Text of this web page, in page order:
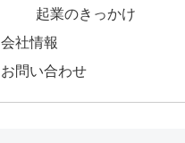
起業のきっかけ
会社情報
お問い合わせ